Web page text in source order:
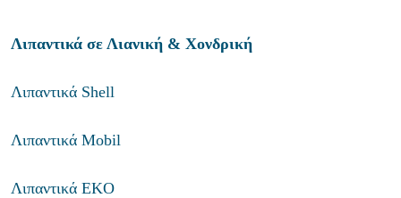
Λιπαντικά σε Λιανική & Χονδρική
Λιπαντικά Shell
Λιπαντικά Mobil
Λιπαντικά EKO